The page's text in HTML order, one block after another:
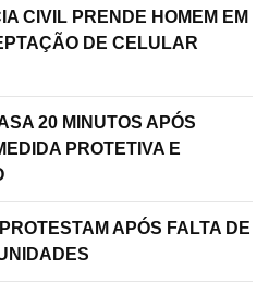
CIVIL PRENDE HOMEM EM
DE CELULAR
20 MINUTOS APÓS
PROTETIVA E
APÓS FALTA DE